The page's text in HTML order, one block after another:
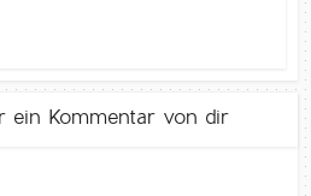
ein Kommentar von dir